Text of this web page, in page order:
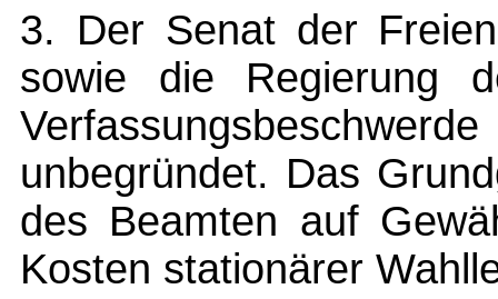
3. Der Senat der
sowie die Regierung
unbegründet. Das
des Beamten auf
Kosten stationärer